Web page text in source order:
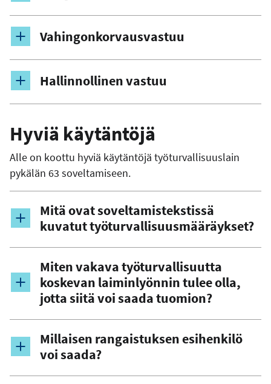
Vahingonkorvausvastuu
Hallinnollinen vastuu
Hyviä käytäntöjä
Alle on koottu hyviä käytäntöjä työturvallisuuslain
pykälän 63 soveltamiseen.
Mitä ovat soveltamistekstissä
kuvatut työturvallisuusmääräykset?
Miten vakava työturvallisuutta
koskevan laiminlyönnin tulee olla,
jotta siitä voi saada tuomion?
Millaisen rangaistuksen esihenkilö
voi saada?